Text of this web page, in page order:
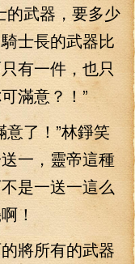
的武器，要多少
士長的武器比
有一件，也只
滿意？！”
了！”林錚笑
一，靈帝這種
是一送一這么
！
所有的武器